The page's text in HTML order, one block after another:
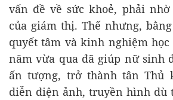
vấn đề về sức khoẻ, phải
của giám thị. Thế nhưng,
quyết tâm và kinh nghiệm
năm vừa qua đã giúp nữ sinh
ấn tượng, trở thành tân Thủ
diễn điện ảnh, truyền hình dù